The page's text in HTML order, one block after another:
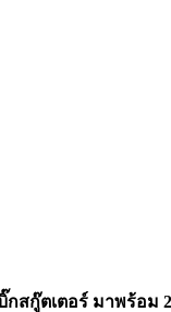
กสกู๊ตเตอร์ มาพร้อม